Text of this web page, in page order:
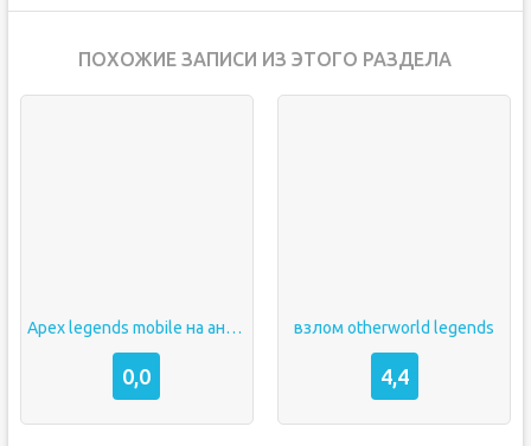
ПОХОЖИЕ ЗАПИСИ ИЗ ЭТОГО РАЗДЕЛА
Apex legends mobile на андроид
0,0
взлом otherworld legends
4,4